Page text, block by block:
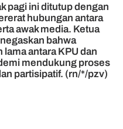
pagi ini ditutup dengan
hubungan antara
awak media. Ketua
bahwa
antara KPU dan
mendukung proses
partisipatif. (rn/*/pzv)